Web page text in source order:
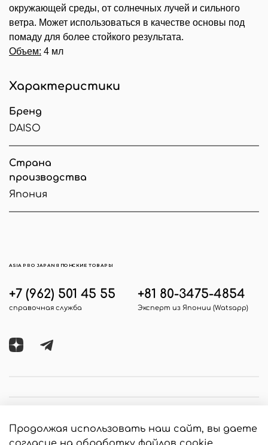
окружающей среды, от солнечных лучей и сильного
ветра. Может использоваться в качестве основы под
помаду для более стойкого результата.
Объем: 4 мл
Характеристики
Бренд
DAISO
Страна
производства
Япония
+7 (962) 501 45 55
справочная служба
+81 80-3475-4854
Эксперт из Японии (Watsapp)
ASIA PRO JAPAN ЯПОНСКИЕ ТОВАРЫ
Продолжая использовать наш сайт, вы даете